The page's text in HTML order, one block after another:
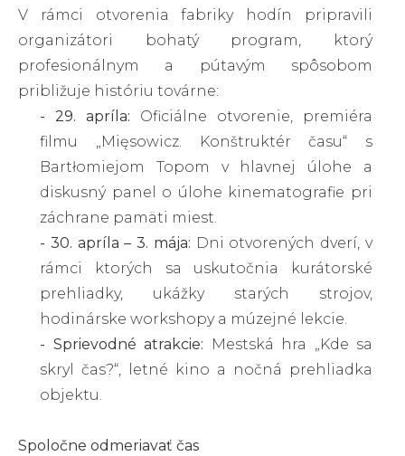
V rámci otvorenia fabriky hodín pripravili
organizátori bohatý program, ktorý
profesionálnym a pútavým spôsobom
približuje históriu továrne:
- 29. apríla: Oficiálne otvorenie, premiéra
filmu „Mięsowicz. Konštruktér času“ s
Bartłomiejom Topom v hlavnej úlohe a
diskusný panel o úlohe kinematografie pri
záchrane pamäti miest.
- 30. apríla – 3. mája: Dni otvorených dverí, v
rámci ktorých sa uskutočnia kurátorské
prehliadky, ukážky starých strojov,
hodinárske workshopy a múzejné lekcie.
- Sprievodné atrakcie: Mestská hra „Kde sa
skryl čas?“, letné kino a nočná prehliadka
objektu.
Spoločne odmeriavať čas